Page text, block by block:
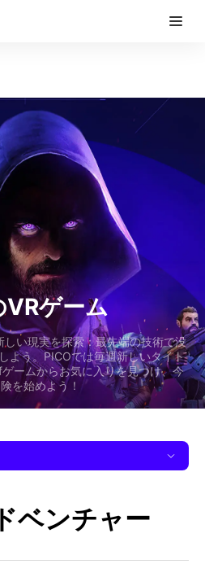
VRゲーム
しい現実を探索：最先端の技術で没
よう。PICOでは毎週新しいタイト
ームからお気に入りを見つけ、今
を始めよう！
ベンチャー